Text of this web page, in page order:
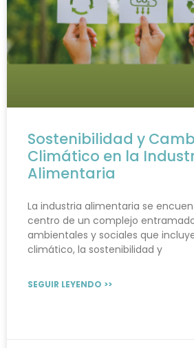
Sostenibilidad y
Climático en la
Alimentaria
La industria alimentaria se
centro de un complejo
ambientales y sociales que
climático, la sostenibilidad y
SEGUIR LEYENDO >>